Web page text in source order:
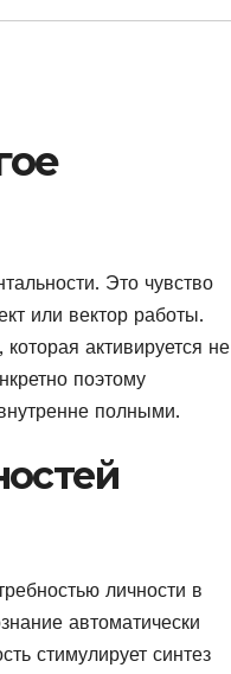
Это чувство
или вектор работы.
активируется не
поэтому
полными.
личности в
автоматически
стимулирует синтез